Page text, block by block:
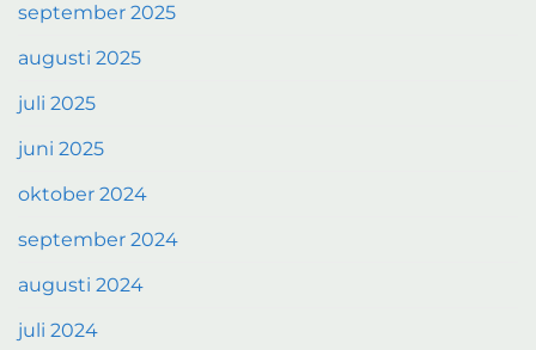
september 2025
augusti 2025
juli 2025
juni 2025
oktober 2024
september 2024
augusti 2024
juli 2024